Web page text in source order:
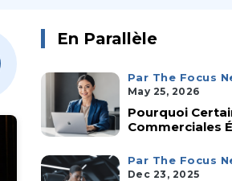
En Parallèle
Par The Focus
May 25, 2026
Pourquoi
Commerciales
Par The Focus
Dec 23, 2025